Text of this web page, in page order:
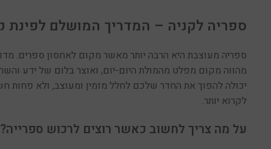
ספריה לקניה – המדריך המושלם לפינת
ספריה מעוצבת היא הרבה יותר מאשר מקום לאחסון ספרים.
מהווה מקום מפלט מהמולת היום-יום, ואוצר בלום של ידע
יכולה להפוך את החדר שלכם לחלל מזמין ומעוצב, ולא פחות
לקרוא יותר.
על מה צריך לחשוב כאשר רוצים לרכוש ספרייה?